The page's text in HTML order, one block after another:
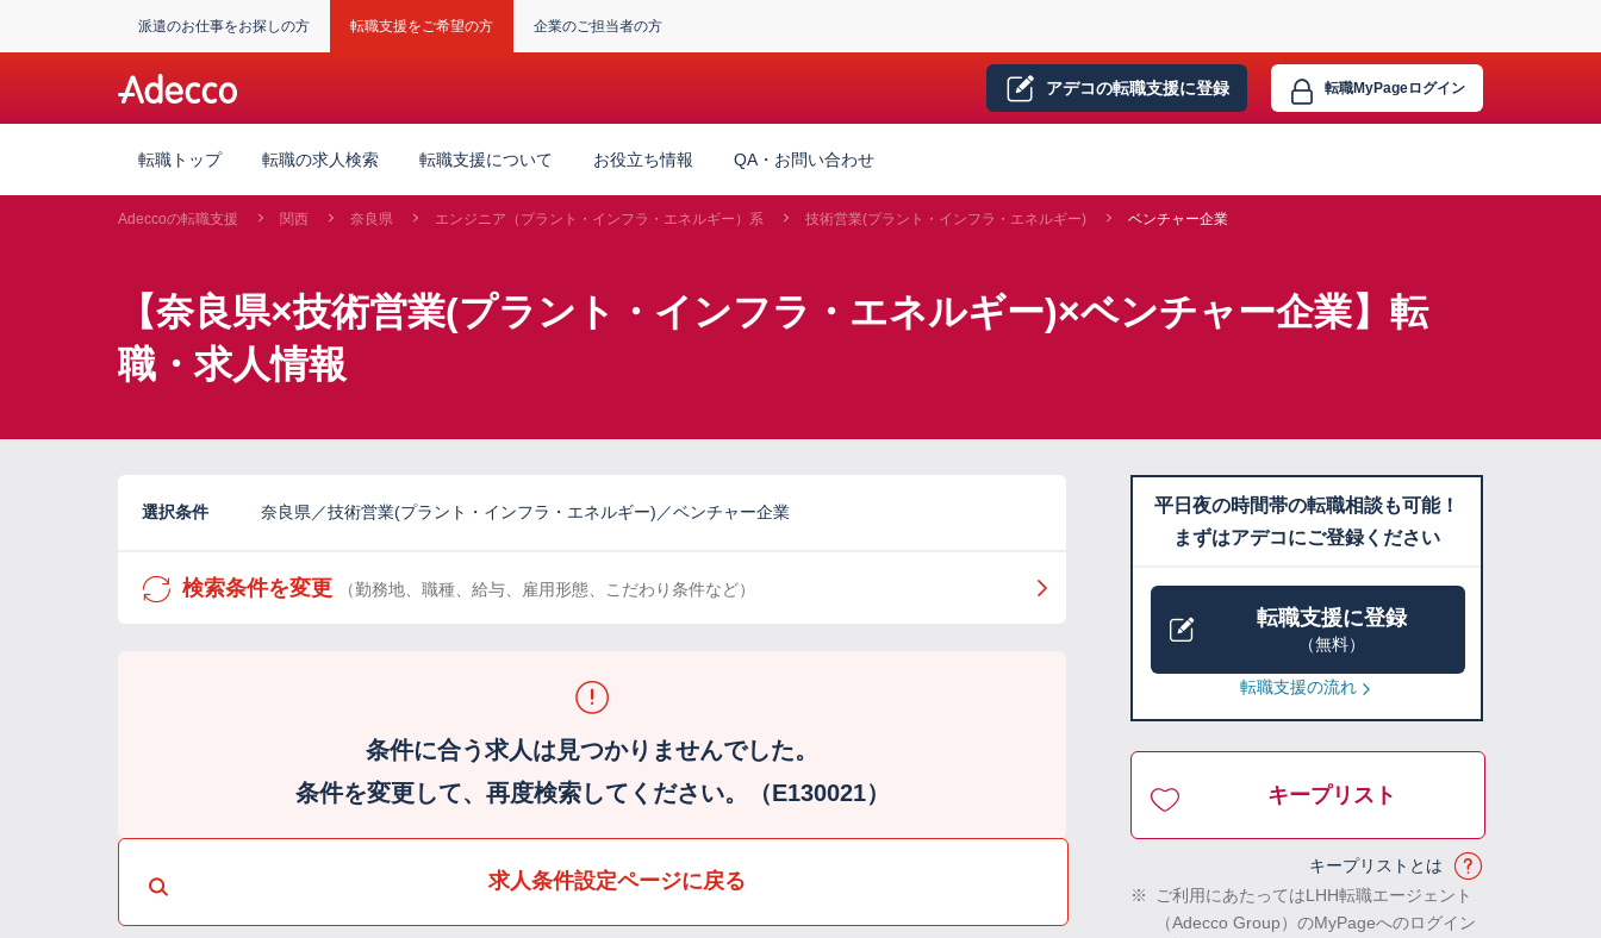
派遣のお仕事をお探しの方 転職支援をご希望の方 企業のご担当者の方
アデコの転職支援に登録 転職MyPageログイン
転職トップ 転職の求人検索 転職支援について お役立ち情報 QA・お問い合わせ
Adeccoの転職支援 関西 奈良県 エンジニア（プラント・インフラ・エネルギー）系 技術営業(プラント・インフラ・エネルギー) ベンチャー企業
【奈良県×技術営業(プラント・インフラ・エネルギー)×ベンチャー企業】転
職・求人情報
選択条件 奈良県／技術営業(プラント・インフラ・エネルギー)／ベンチャー企業
検索条件を変更 （勤務地、職種、給与、雇用形態、こだわり条件など）
条件に合う求人は見つかりませんでした。
条件を変更して、再度検索してください。（E130021）
求人条件設定ページに戻る
平日夜の時間帯の転職相談も可能！
まずはアデコにご登録ください
転職支援に登録
（無料）
転職支援の流れ
キープリスト
キープリストとは
※
ご利用にあたってはLHH転職エージェント
（Adecco Group）のMyPageへのログイン